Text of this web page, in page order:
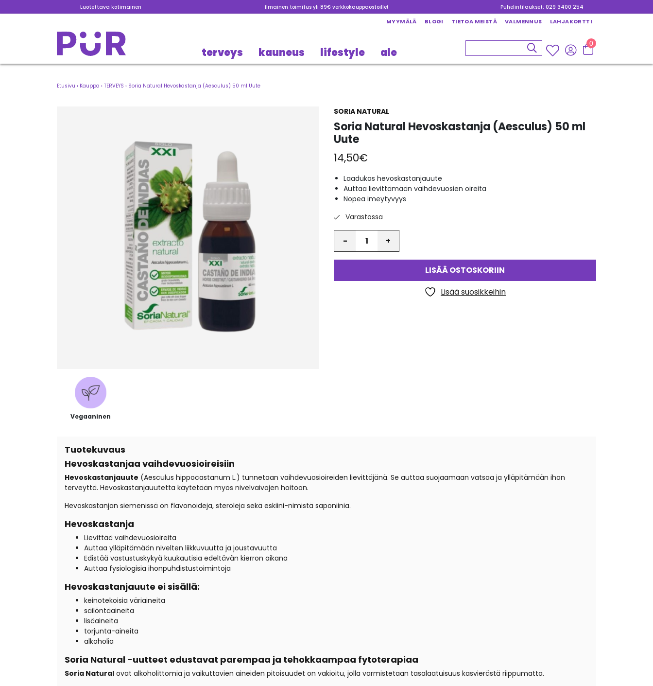
Luotettava kotimainen Ilmainen toimitus yli 89€ verkkokauppaostoille! Puhelintilaukset: 029 3400 254
MYYMÄLÄ BLOGI TIETOA MEISTÄ VALMENNUS LAHJAKORTTI
terveys kauneus lifestyle ale
0
Etusivu › Kauppa › TERVEYS › Soria Natural Hevoskastanja (Aesculus) 50 ml Uute
SORIA NATURAL
Soria Natural Hevoskastanja (Aesculus) 50 ml
Uute
14,50€
Laadukas hevoskastanjauute
Auttaa lievittämään vaihdevuosien oireita
Nopea imeytyvyys
Varastossa
LISÄÄ OSTOSKORIIN
Lisää suosikkeihin
Vegaaninen
Tuotekuvaus
Hevoskastanjaa vaihdevuosioireisiin
Hevoskastanjauute (Aesculus hippocastanum L.) tunnetaan vaihdevuosioireiden lievittäjänä. Se auttaa suojaamaan vatsaa ja ylläpitämään ihon
terveyttä. Hevoskastanjauutetta käytetään myös nivelvaivojen hoitoon.
Hevoskastanjan siemenissä on flavonoideja, steroleja sekä eskiini-nimistä saponiinia.
Hevoskastanja
Lievittää vaihdevuosioireita
Auttaa ylläpitämään nivelten liikkuvuutta ja joustavuutta
Edistää vastustuskykyä kuukautisia edeltävän kierron aikana
Auttaa fysiologisia ihonpuhdistustoimintoja
Hevoskastanjauute ei sisällä:
keinotekoisia väriaineita
säilöntäaineita
lisäaineita
torjunta-aineita
alkoholia
Soria Natural -uutteet edustavat parempaa ja tehokkaampaa fytoterapiaa
Soria Natural ovat alkoholittomia ja vaikuttavien aineiden pitoisuudet on vakioitu, jolla varmistetaan tasalaatuisuus kasvierästä riippumatta.